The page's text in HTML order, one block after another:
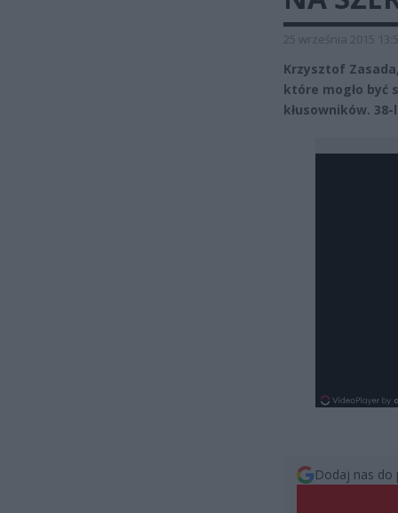
25 września 2015
Krzysztof
które mogło być
kłusowników.
Dodaj nas do